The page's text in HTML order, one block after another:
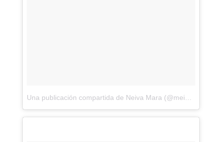
Una publicación compartida de Neiva Mara (@meinleggings)